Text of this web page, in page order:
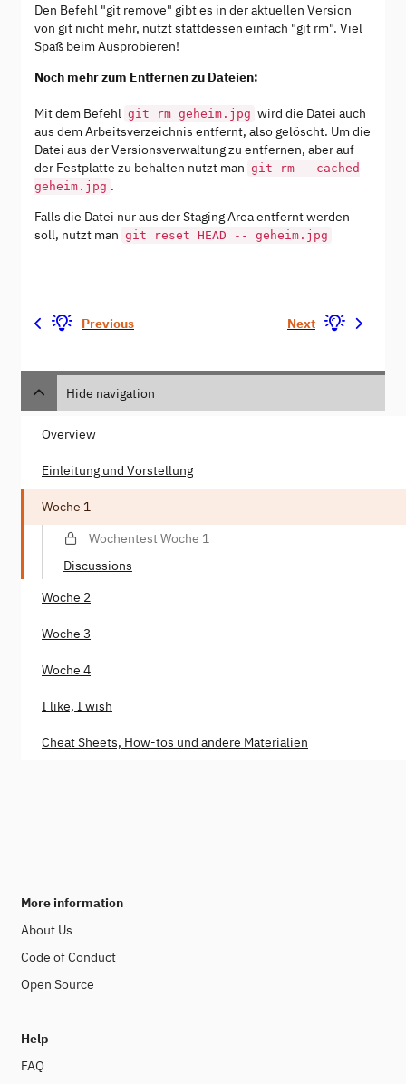
Den Befehl "git remove" gibt es in der aktuellen Version
von git nicht mehr, nutzt stattdessen einfach "git rm". Viel
Spaß beim Ausprobieren!
Noch mehr zum Entfernen zu Dateien:
Mit dem Befehl git rm geheim.jpg wird die Datei auch
aus dem Arbeitsverzeichnis entfernt, also gelöscht. Um die
Datei aus der Versionsverwaltung zu entfernen, aber auf
der Festplatte zu behalten nutzt man git rm --cached
geheim.jpg .
Falls die Datei nur aus der Staging Area entfernt werden
soll, nutzt man git reset HEAD -- geheim.jpg
Previous Next
Hide navigation
Overview
Einleitung und Vorstellung
Woche 1
Wochentest Woche 1
Discussions
Woche 2
Woche 3
Woche 4
I like, I wish
Cheat Sheets, How-tos und andere Materialien
More information
About Us
Code of Conduct
Open Source
Help
FAQ